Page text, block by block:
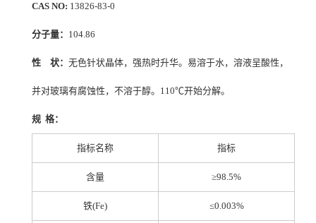
CAS NO: 13826-83-0
分子量： 104.86
性 状： 无色针状晶体，强热时升华。易溶于水，溶液呈酸性，
并对玻璃有腐蚀性，不溶于醇。110℃开始分解。
规 格：
指标名称 指标
含量 ≥98.5%
铁(Fe) ≤0.003%